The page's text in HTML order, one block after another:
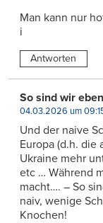
Man kann nur
i
Antworten
So sind wir
04.03.2026 um
Und der naive
Europa (d.h. die
Ukraine mehr
etc … Während
macht…. – So
naiv, wenige
Knochen!